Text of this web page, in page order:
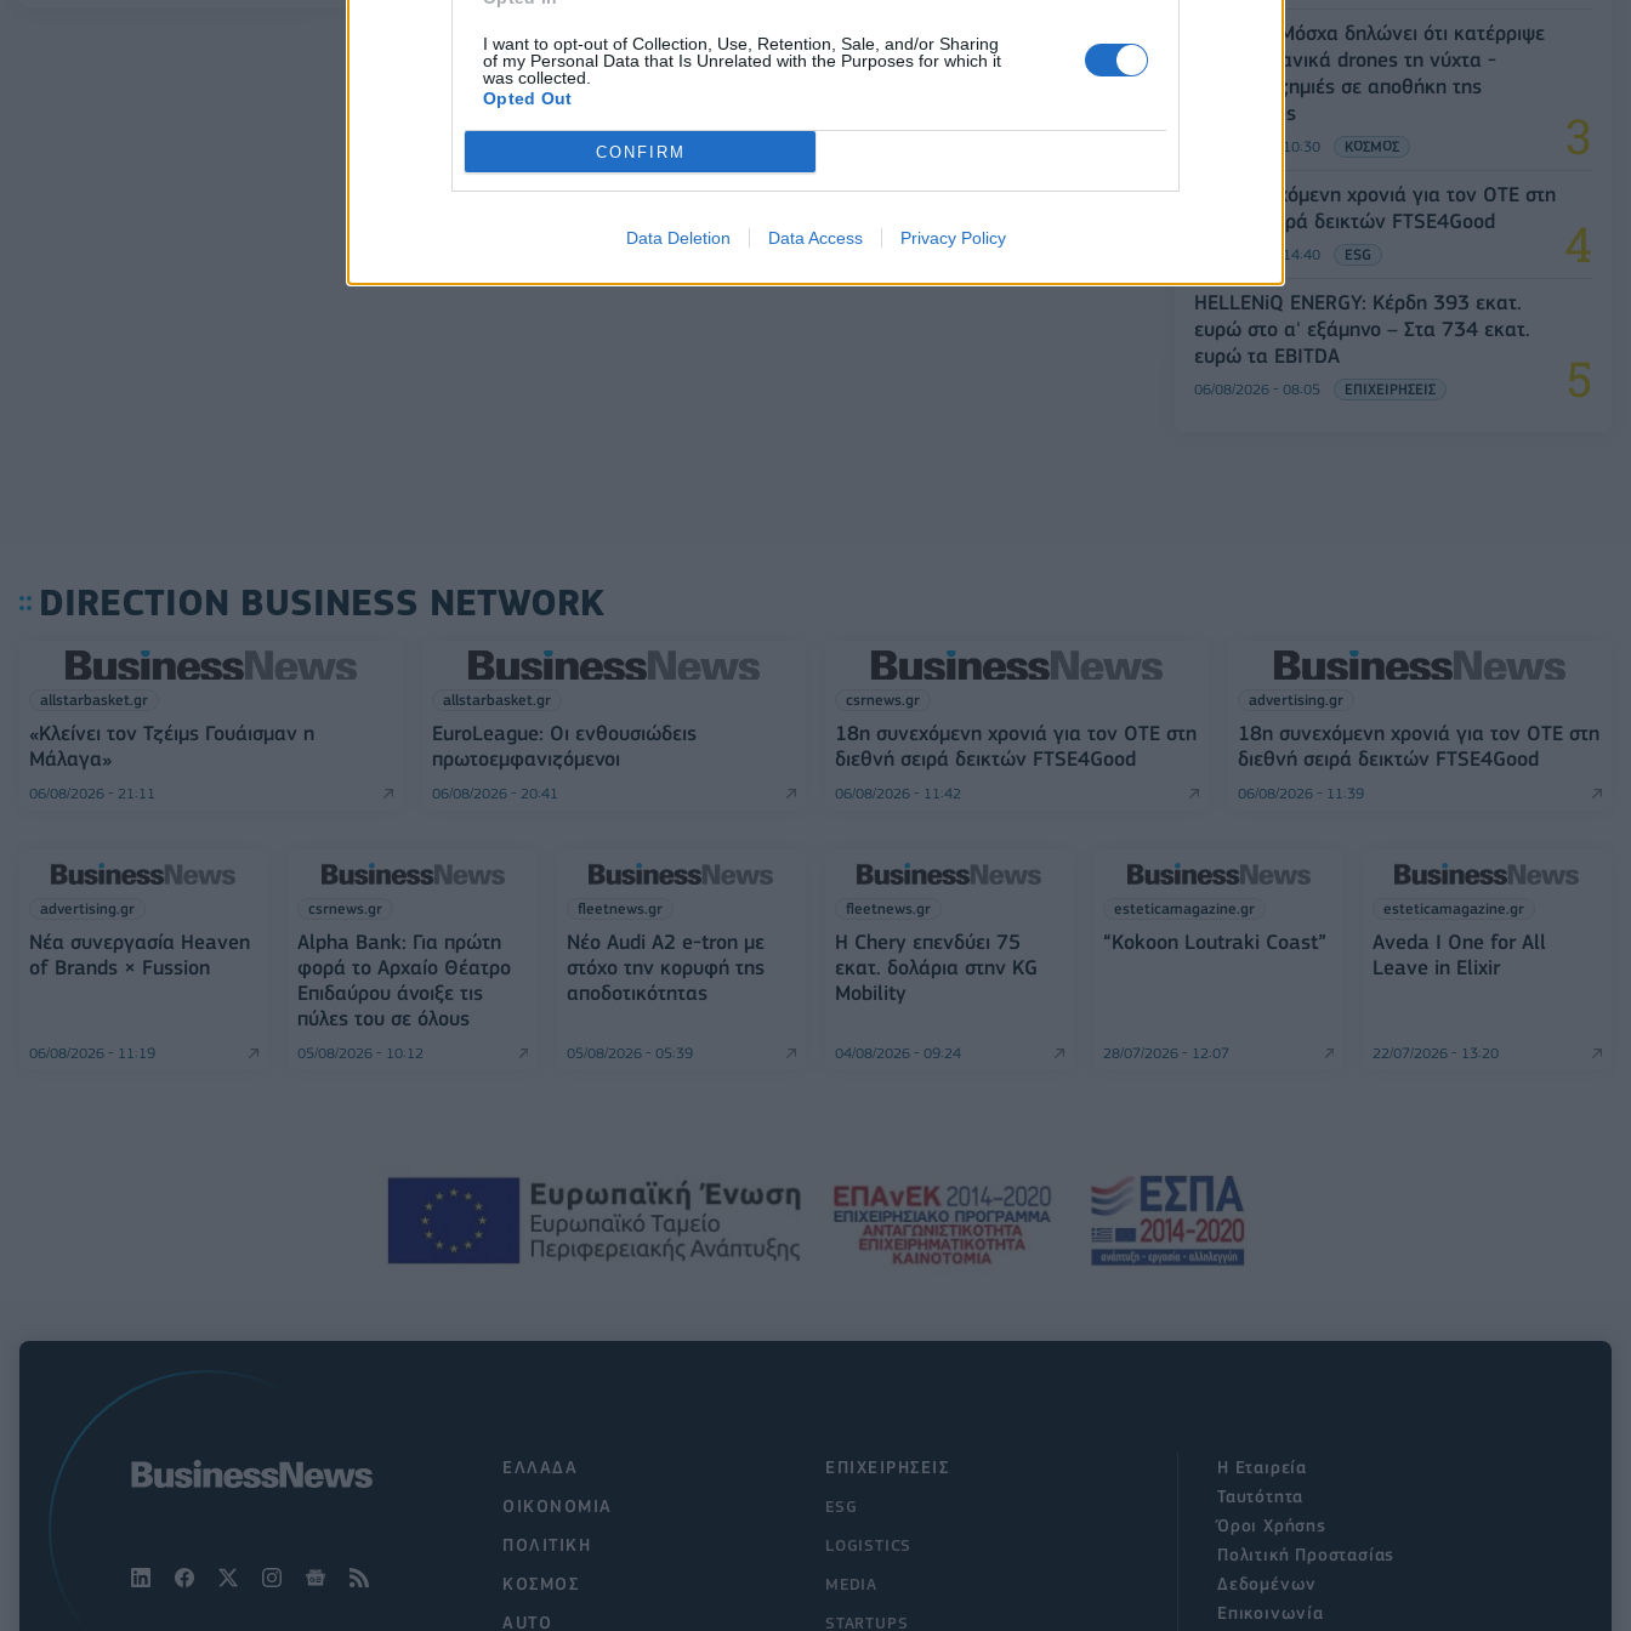
I want to opt-out of Collection, Use, Retention, Sale, and/or Sharing
of my Personal Data that Is Unrelated with the Purposes for which it
was collected.
Opted Out
CONFIRM
Data Deletion Data Access Privacy Policy
Ρωσία: Η Μόσχα δηλώνει ότι κατέρριψε
605 ουκρανικά drones τη νύχτα -
Ελαφρές ζημιές σε αποθήκη της
Wildberries
06/08/2026 - 10:30 ΚΟΣΜΟΣ
18η συνεχόμενη χρονιά για τον ΟΤΕ στη
διεθνή σειρά δεικτών FTSE4Good
06/08/2026 - 14:40 ESG
HELLENiQ ENERGY: Κέρδη 393 εκατ.
ευρώ στο α' εξάμηνο – Στα 734 εκατ.
ευρώ τα EBITDA
06/08/2026 - 08:05 ΕΠΙΧΕΙΡΗΣΕΙΣ
DIRECTION BUSINESS NETWORK
allstarbasket.gr
«Κλείνει τον Τζέιμς Γουάισμαν η
Μάλαγα»
06/08/2026 - 21:11
allstarbasket.gr
EuroLeague: Οι ενθουσιώδεις
πρωτοεμφανιζόμενοι
06/08/2026 - 20:41
csrnews.gr
18η συνεχόμενη χρονιά για τον ΟΤΕ στη
διεθνή σειρά δεικτών FTSE4Good
06/08/2026 - 11:42
advertising.gr
18η συνεχόμενη χρονιά για τον ΟΤΕ στη
διεθνή σειρά δεικτών FTSE4Good
06/08/2026 - 11:39
advertising.gr
Νέα συνεργασία Heaven
of Brands × Fussion
06/08/2026 - 11:19
csrnews.gr
Alpha Bank: Για πρώτη
φορά το Αρχαίο Θέατρο
Επιδαύρου άνοιξε τις
πύλες του σε όλους
05/08/2026 - 10:12
fleetnews.gr
Νέο Audi A2 e-tron με
στόχο την κορυφή της
αποδοτικότητας
05/08/2026 - 05:39
fleetnews.gr
Η Chery επενδύει 75
εκατ. δολάρια στην KG
Mobility
04/08/2026 - 09:24
esteticamagazine.gr
“Kokoon Loutraki Coast”
28/07/2026 - 12:07
esteticamagazine.gr
Aveda I One for All
Leave in Elixir
22/07/2026 - 13:20
ΕΠΙΧΕΙΡΗΣΕΙΣ
ESG
LOGISTICS
MEDIA
STARTUPS
ΕΛΛΑΔΑ
ΟΙΚΟΝΟΜΙΑ
ΠΟΛΙΤΙΚΗ
ΚΟΣΜΟΣ
AUTO
Η Εταιρεία
Ταυτότητα
Όροι Χρήσης
Πολιτική Προστασίας
Δεδομένων
Επικοινωνία